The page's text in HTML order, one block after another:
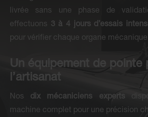
livrée sans une phase de
effectuons 3 à 4 jours d’essais
pour vérifier chaque organe
Un équipement de pointe
l’artisanat
Nos dix mécaniciens experts
machine complet pour une précision